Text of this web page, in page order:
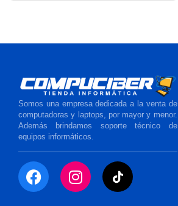
Somos una empresa dedicada a la venta de
computadoras y laptops, por mayor y menor.
Además brindamos soporte técnico de
equipos informáticos.